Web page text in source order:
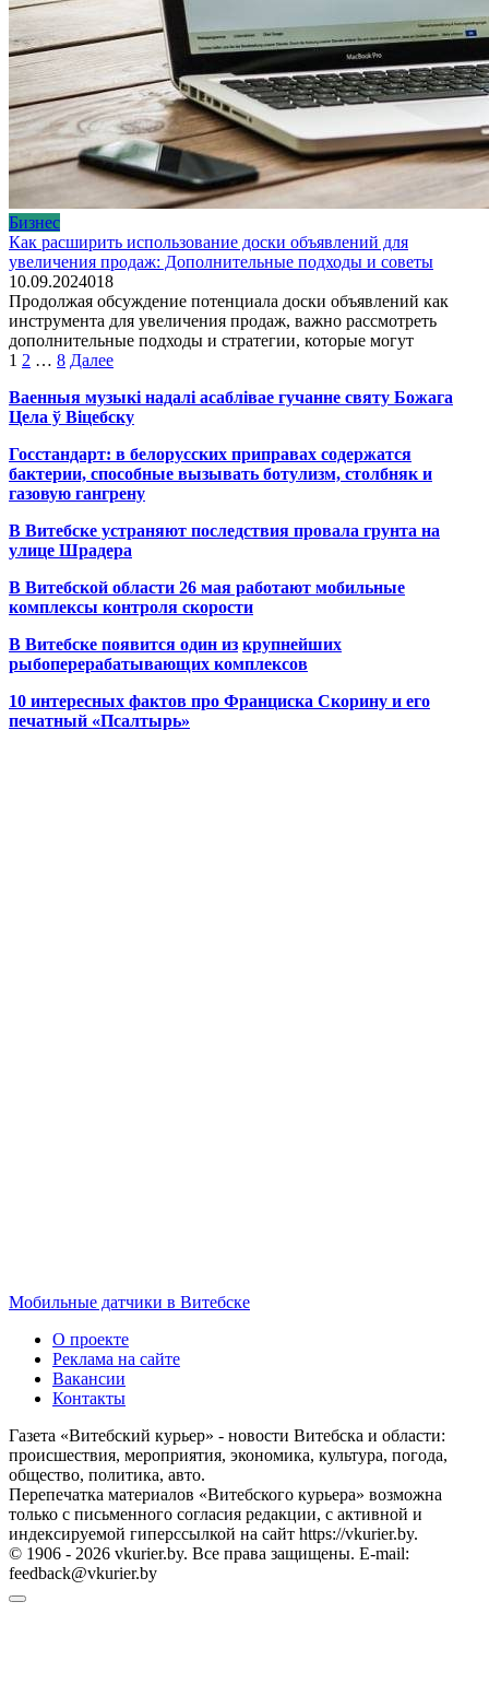
Бизнес
Как расширить использование доски объявлений для
увеличения продаж: Дополнительные подходы и советы
10.09.2024018
Продолжая обсуждение потенциала доски объявлений как
инструмента для увеличения продаж, важно рассмотреть
дополнительные подходы и стратегии, которые могут
Пагинация
1 2 … 8 Далее
Ваенныя музыкі надалі асаблівае гучанне святу Божага
Цела ў Віцебску
Госстандарт: в белорусских приправах содержатся
бактерии, способные вызывать ботулизм, столбняк и
газовую гангрену
В Витебске устраняют последствия провала грунта на
улице Шрадера
В Витебской области 26 мая работают мобильные
комплексы контроля скорости
В Витебске появится один из крупнейших
рыбоперерабатывающих комплексов
10 интересных фактов про Франциска Скорину и его
печатный «Псалтырь»
Мобильные датчики в Витебске
О проекте
Реклама на сайте
Вакансии
Контакты
Газета «Витебский курьер» - новости Витебска и области:
происшествия, мероприятия, экономика, культура, погода,
общество, политика, авто.
Перепечатка материалов «Витебского курьера» возможна
только с письменного согласия редакции, с активной и
индексируемой гиперссылкой на сайт https://vkurier.by.
© 1906 - 2026 vkurier.by. Все права защищены. E-mail:
feedback@vkurier.by